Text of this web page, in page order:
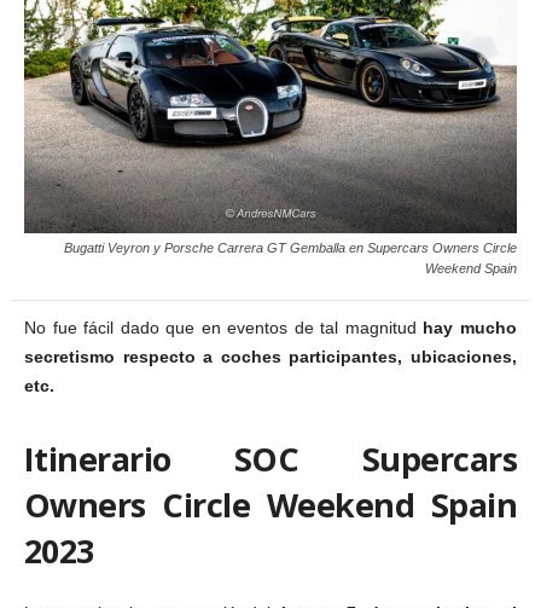
Bugatti Veyron y Porsche Carrera GT Gemballa en Supercars Owners Circle
Weekend Spain
No fue fácil dado que en eventos de tal magnitud hay mucho
secretismo respecto a coches participantes, ubicaciones,
etc.
Itinerario SOC Supercars
Owners Circle Weekend Spain
2023